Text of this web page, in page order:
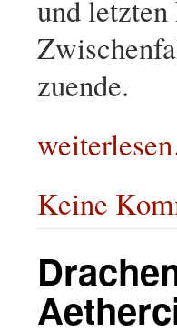
und letzten
zuende.
Keine